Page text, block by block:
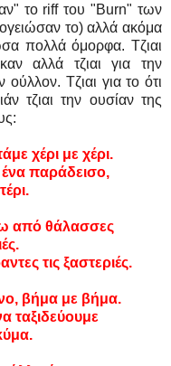
το riff του "Burn" των
το) αλλά ακόμα
πολλά όμορφα. Τζιαι
αλλά τζιαι για την
ούλλον. Τζιαι για το ότι
τζιαι την ουσίαν της
χέρι με χέρι.
παράδεισο,
από θάλασσες
τις ξαστεριές.
βήμα με βήμα.
ταξιδεύουμε